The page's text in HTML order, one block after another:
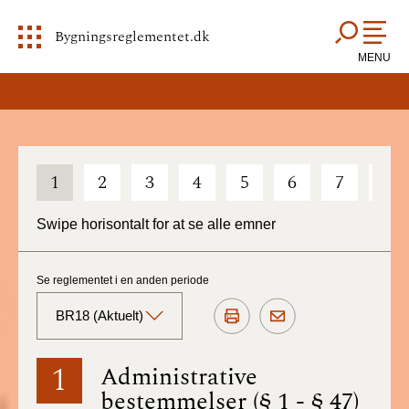
Bygningsreglementet.dk
MENU
1 2 3 4 5 6 7
Swipe horisontalt for at se alle emner
1 Administrative
bestemmelser (§ 1 - § 47)
Se reglementet i en anden periode
BR18 (Aktuelt)
BR18 (Aktuelt)